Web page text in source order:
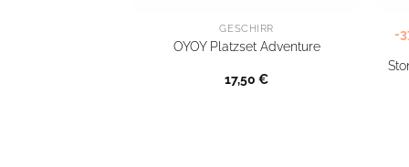
GESCHIRR
OYOY Platzset Adventure
17,50€
-